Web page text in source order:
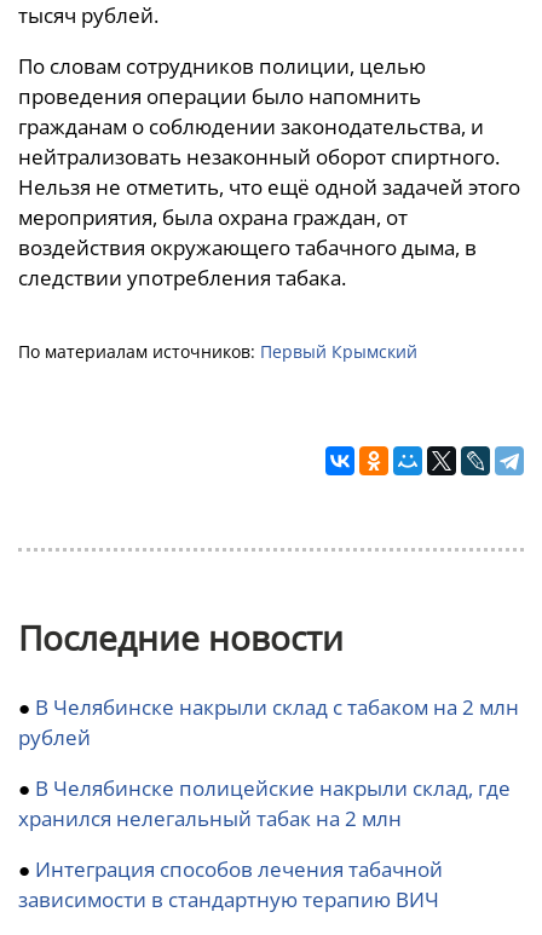
тысяч рублей.
По словам сотрудников полиции, целью
проведения операции было напомнить
гражданам о соблюдении законодательства, и
нейтрализовать незаконный оборот спиртного.
Нельзя не отметить, что ещё одной задачей этого
мероприятия, была охрана граждан, от
воздействия окружающего табачного дыма, в
следствии употребления табака.
По материалам источников: Первый Крымский
Последние новости
● В Челябинске накрыли склад с табаком на 2 млн
рублей
● В Челябинске полицейские накрыли склад, где
хранился нелегальный табак на 2 млн
● Интеграция способов лечения табачной
зависимости в стандартную терапию ВИЧ